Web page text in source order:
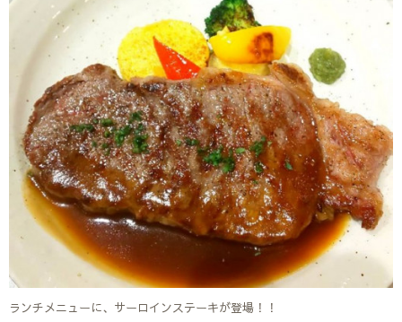
ランチメニューに、サーロインステーキが登場！！